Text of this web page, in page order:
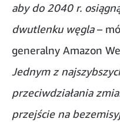
aby do 2040 r.
dwutlenku węgla–
generalny Amazon
Jednym z
przeciwdziałania
przejście na